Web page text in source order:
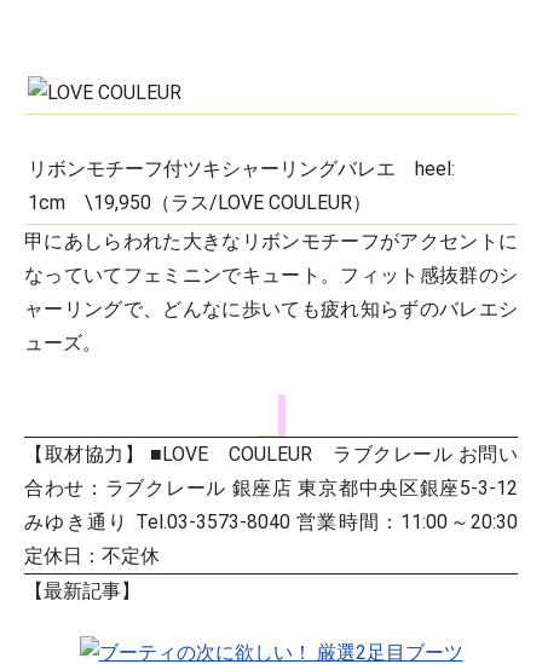
リボンモチーフ付ツキシャーリングバレエ heel:
1cm \19,950（ラス/LOVE COULEUR）
甲にあしらわれた大きなリボンモチーフがアクセントに
なっていてフェミニンでキュート。フィット感抜群のシ
ャーリングで、どんなに歩いても疲れ知らずのバレエシ
ューズ。
【取材協力】 ■LOVE COULEUR ラブクレール お問い
合わせ：ラブクレール 銀座店 東京都中央区銀座5-3-12
みゆき通り Tel.03-3573-8040 営業時間：11:00～20:30
定休日：不定休
【最新記事】